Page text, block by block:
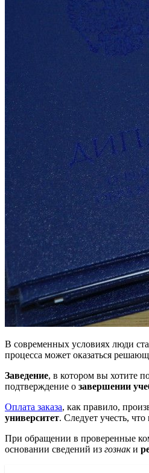
В современных условиях люди
процесса может оказаться
Заведение, в котором вы хотите
подтверждение о завершении
Оплата заказа, как правило,
университет. Следует учесть,
При обращении в проверенные
основании сведений из гознаки